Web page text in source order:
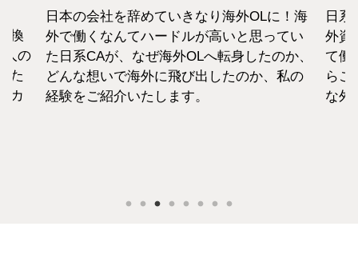
換
人の
た
カ
日本の会社を辞めていきなり海外OLに！海
外で働くなんてハードルが高いと思ってい
た日系CAが、なぜ海外OLへ転身したのか、
どんな想いで海外に飛び出したのか、私の
経験をご紹介いたします。
日
外資
て働
らこ
な外